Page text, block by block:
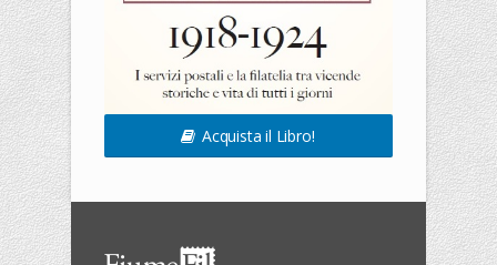
Acquista il Libro!